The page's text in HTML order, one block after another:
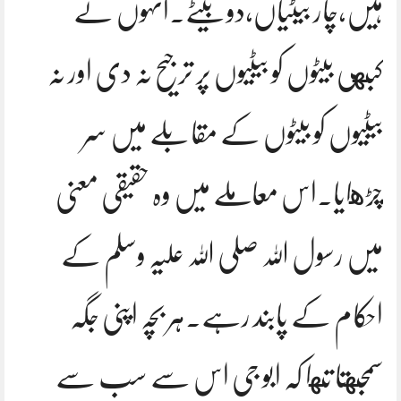
ہیں،چار بیٹیاں،دو بیٹے.انہوں نے
کبهی بیٹوں کو بیٹیوں پر ترجیح نہ دی اور نہ
بیٹیوں کو بیٹوں کے مقابلے میں سر
چڑهایا.اس معاملے میں وہ حقیقی معنی
میں رسول اللہ صلی اللہ علیہ وسلم کے
احکام کے پابند رہے.ہر بچہ اپنی جگہ
سمجهتا تها کہ ابو جی اس سے سب سے